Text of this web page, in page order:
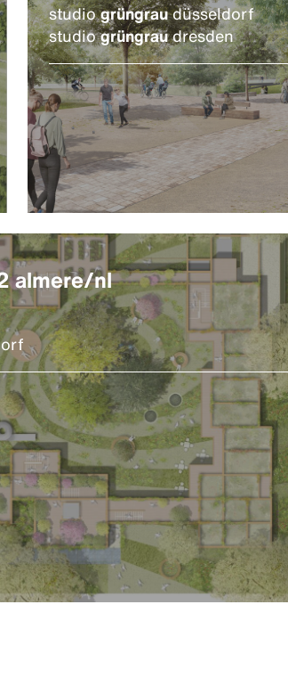
studiogrüngraudüsseldorf
studiogrüngraudresden
almere/nl